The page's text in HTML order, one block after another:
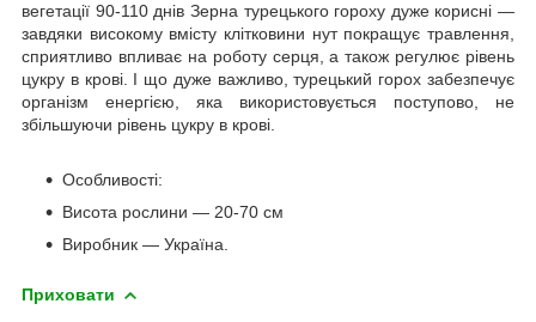
вегетації 90-110 днів Зерна турецького гороху дуже корисні —
завдяки високому вмісту клітковини нут покращує травлення,
сприятливо впливає на роботу серця, а також регулює рівень
цукру в крові. І що дуже важливо, турецький горох забезпечує
організм енергією, яка використовується поступово, не
збільшуючи рівень цукру в крові.
Особливості:
Висота рослини — 20-70 см
Виробник — Україна.
Приховати